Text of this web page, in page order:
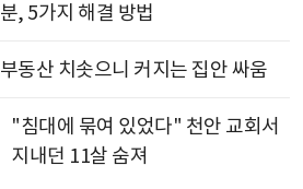
분, 5가지 해결 방법
부동산 치솟으니 커지는 집안 싸움
"침대에 묶여 있었다" 천안 교회서
지내던 11살 숨져